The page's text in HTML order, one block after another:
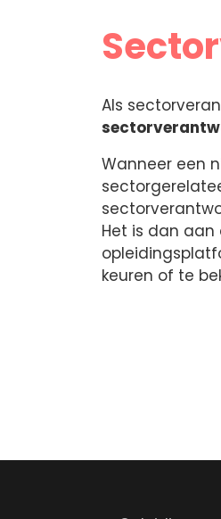
Als
Wanneer een
Het is dan
keuren of te